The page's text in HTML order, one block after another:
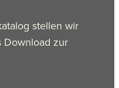
stellen wir
Download zur